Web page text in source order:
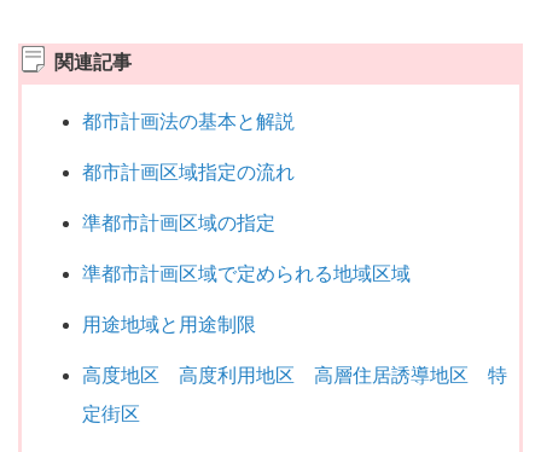
関連記事
都市計画法の基本と解説
都市計画区域指定の流れ
準都市計画区域の指定
準都市計画区域で定められる地域区域
用途地域と用途制限
高度地区 高度利用地区 高層住居誘導地区 特
定街区